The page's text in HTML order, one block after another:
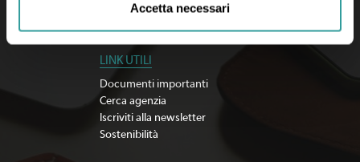
Accetta necessari
LINK UTILI
Documenti importanti
Cerca agenzia
Iscriviti alla newsletter
Sostenibilità